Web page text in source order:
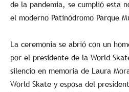
de la pandemia, se cumplió esta
el moderno Patinódromo Parque
La ceremonia se abrió con un
por el presidente de la World
silencio en memoria de Laura
World Skate y esposa del